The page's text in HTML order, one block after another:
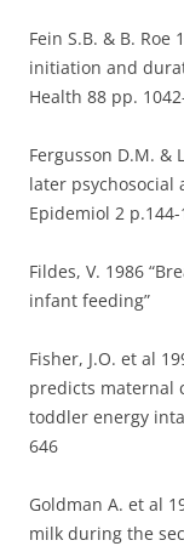
Fein S.B. & B. Roe
initiation and
Health 88 pp.
Fergusson D.M. &
later psychosocial
Epidemiol 2 p.144-
Fildes, V. 1986
infant feeding”
Fisher, J.O. et al
predicts maternal
toddler energy
646
Goldman A. et al
milk during the